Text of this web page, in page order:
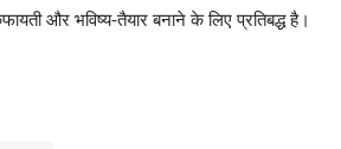
और भविष्य-तैयार बनाने के लिए प्रतिबद्ध है।